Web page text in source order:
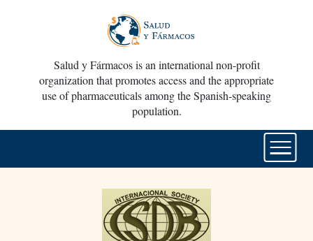
Salud y Fármacos is an international non-profit
organization that promotes access and the appropriate
use of pharmaceuticals among the Spanish-speaking
population.